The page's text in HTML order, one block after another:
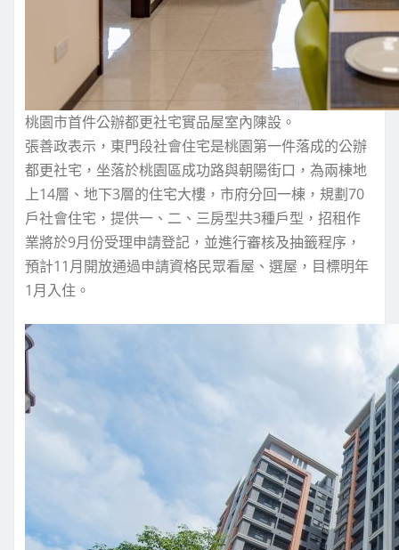
桃園市首件公辦都更社宅實品屋室內陳設。
張善政表示，東門段社會住宅是桃園第一件落成的公辦
都更社宅，坐落於桃園區成功路與朝陽街口，為兩棟地
上14層、地下3層的住宅大樓，市府分回一棟，規劃70
戶社會住宅，提供一、二、三房型共3種戶型，招租作
業將於9月份受理申請登記，並進行審核及抽籤程序，
預計11月開放通過申請資格民眾看屋、選屋，目標明年
1月入住。